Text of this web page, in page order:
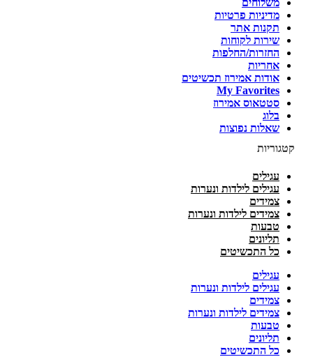
משלוחים
מדיניות פרטיות
תקנות אתר
שירות לקוחות
החזרות/החלפות
אחריות
אודות אמירוז תכשיטים
My Favorites
סטטאוס אמירוז
בלוג
שאלות נפוצות
קטגוריות
עגילים
עגילים לילדות ונערות
צמידים
צמידים לילדות ונערות
טבעות
תליונים
כל התכשיטים
עגילים
עגילים לילדות ונערות
צמידים
צמידים לילדות ונערות
טבעות
תליונים
כל התכשיטים